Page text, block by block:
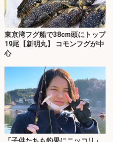
東京湾フグ船で38cm頭にトップ
19尾【新明丸】 コモンフグが中
心
「子供たちも釣果にニッコリ」